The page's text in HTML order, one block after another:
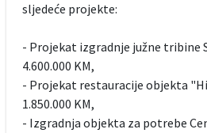
sljedeće projekte:
- Projekat izgradnje južne tribine
4.600.000 KM,
- Projekat restauracije objekta
1.850.000 KM,
- Izgradnja objekta za potrebe